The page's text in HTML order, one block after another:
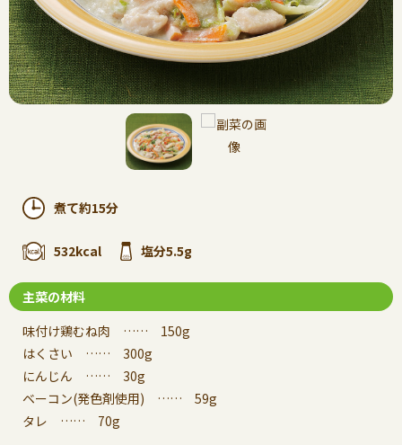
煮て約15分
532kcal 塩分5.5g
主菜の材料
味付け鶏むね肉 …… 150g
はくさい …… 300g
にんじん …… 30g
ベーコン(発色剤使用) …… 59g
タレ …… 70g